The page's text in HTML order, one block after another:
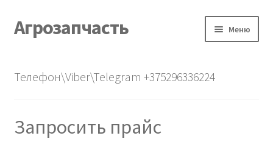
Перейти
к
Перейти
к
Агрозапчасть Меню
О нас
Телефон\Viber\Telegram +375296336224
Запросить прайс